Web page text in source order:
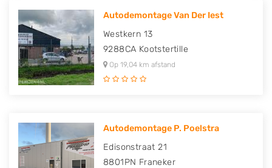
Autodemontage Van Der Iest
Westkern 13
9288CA Kootstertille
Op 19,04 km afstand
Autodemontage P. Poelstra
Edisonstraat 21
8801PN Franeker